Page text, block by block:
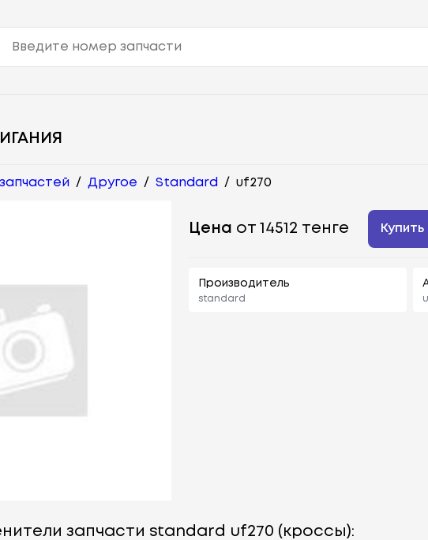
/ Другое / Standard / uf270
Цена от 14512 тенге Купить
Производитель
standard
запчасти standard uf270 (кроссы):